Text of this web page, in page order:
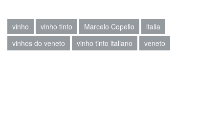
vinho vinho tinto Marcelo Copello
italia
vinhos do veneto
vinho tinto italiano veneto